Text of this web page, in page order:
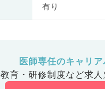
有り
医師専任のキャリ
教育・研修制度など求人